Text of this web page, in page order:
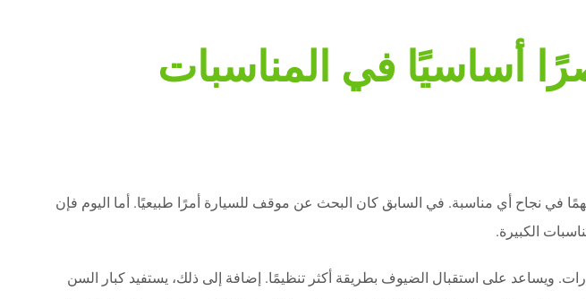
أساسيًا في المناسبات
في نجاح أي مناسبة. في السابق كان البحث عن موقف للسيارة أمرًا طبيعيًا. أما اليوم فإن
الكبيرة.
ويساعد على استقبال الضيوف بطريقة أكثر تنظيمًا. إضافة إلى ذلك، يستفيد كبار السن